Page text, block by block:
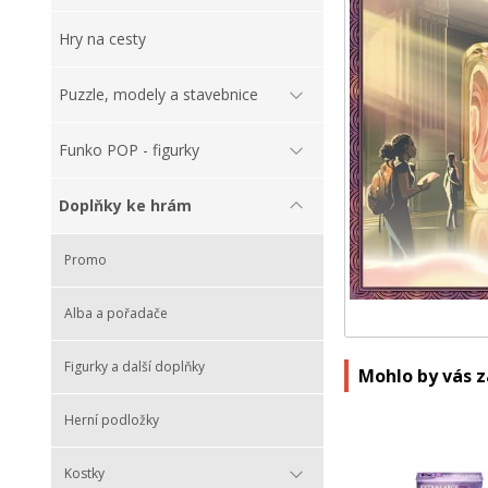
Hry na cesty
Puzzle, modely a stavebnice
Funko POP - figurky
Doplňky ke hrám
Promo
Alba a pořadače
Figurky a další doplňky
Herní podložky
Kostky
Mohlo by vás